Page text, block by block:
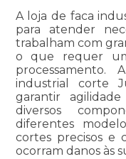
A loja de faca
para atender
trabalham com
o que requer
industrial corte
garantir
diversos
diferentes
cortes precisos e
ocorram danos às